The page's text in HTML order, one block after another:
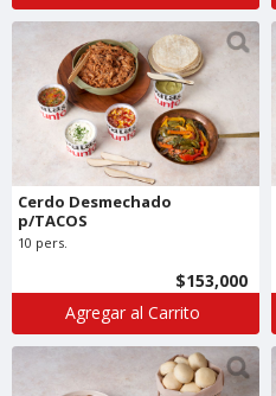
Cerdo Desmechado
p/TACOS
10 pers.
$153,000
Agregar al Carrito